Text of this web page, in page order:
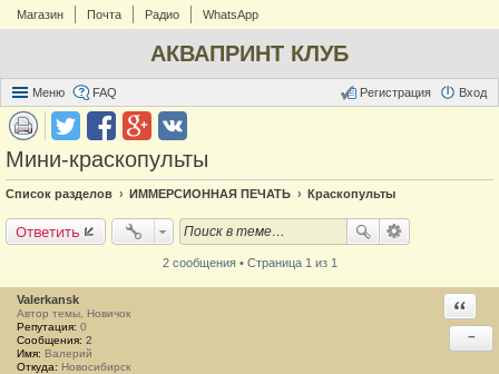
Магазин Почта Радио WhatsApp
АКВАПРИНТ КЛУБ
Меню FAQ Вход
Регистрация
Мини-краскопульты
Список разделов ИММЕРСИОННАЯ ПЕЧАТЬ Краскопульты
Ответить
2 сообщения • Страница 1 из 1
Valerkansk
Автор темы, Новичок
Репутация: 0
Сообщения: 2
Имя: Валерий
Откуда: Новосибирск
−